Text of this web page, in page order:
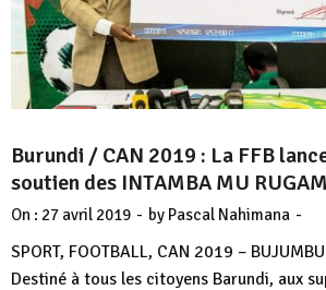
Burundi / CAN 2019 : La FFB
soutien des INTAMBA MU
On : 27 avril 2019 - by Pascal Nahimana -
SPORT, FOOTBALL, CAN 2019 –
Destiné à tous les citoyens Barundi, aux